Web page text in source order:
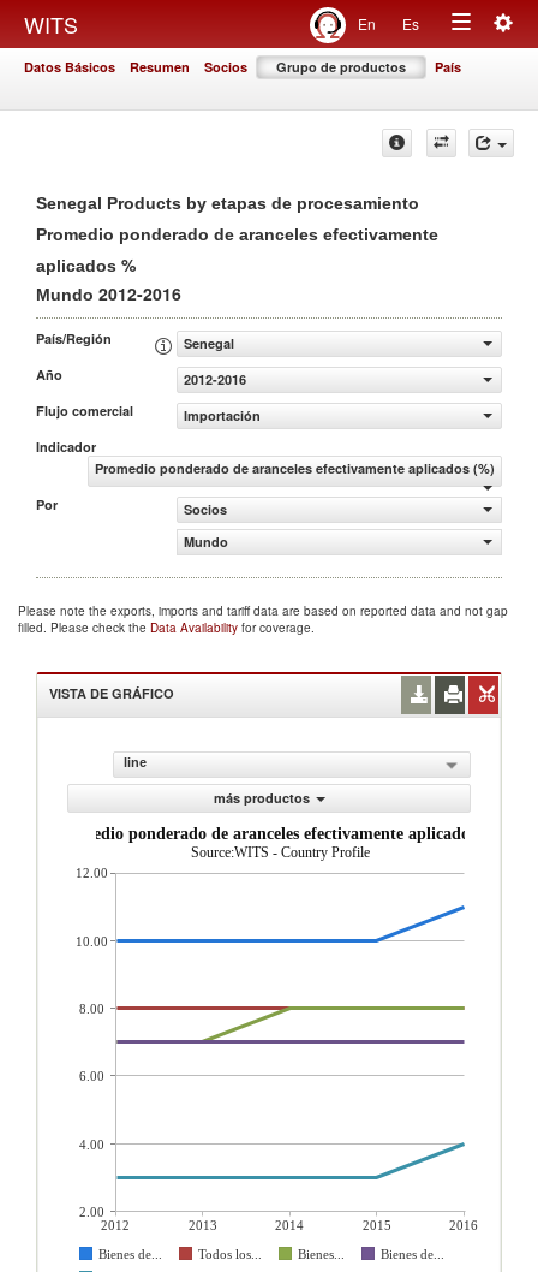
WITS En Es
Toggle
Datos Básicos Resumen Socios Grupo de productos País
Senegal Products by etapas de procesamiento
Promedio ponderado de aranceles efectivamente
aplicados %
Mundo 2012-2016
País/Región
Senegal
Año
2012-2016
Flujo comercial
Importación
Indicador
Promedio ponderado de aranceles efectivamente aplicados (%)
Por
Socios
Mundo
Please note the exports, imports and tariff data are based on reported data and not gap
filled. Please check the Data Availability for coverage.
VISTA DE GRÁFICO
line
más productos
Source:WITS - Country Profile
2012 2013 2014 2015
2016
Bienes de...
Todos los... Bienes...
Bienes de...
12.00
10.00
8.00
6.00
4.00
2.00